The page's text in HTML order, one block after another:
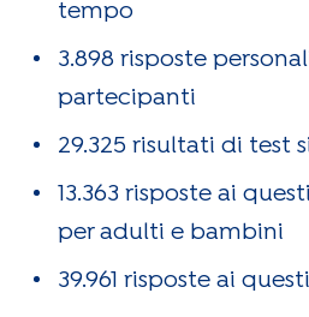
tempo
3.898 risposte
partecipanti
29.325 risultati di test
13.363 risposte ai
per adulti e bambini
39.961 risposte ai